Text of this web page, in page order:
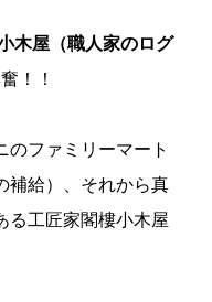
木屋（職人家のログ
！！
のファミリーマート
補給）、それから真
る工匠家閣樓小木屋